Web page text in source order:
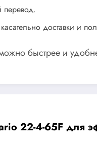
перевод.
доставки и
быстрее и
22-4-65F для